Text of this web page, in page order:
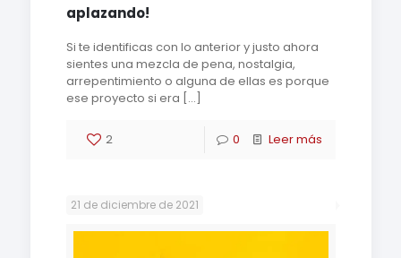
aplazando!
Si te identificas con lo anterior y justo ahora
sientes una mezcla de pena, nostalgia,
arrepentimiento o alguna de ellas es porque
ese proyecto si era […]
2 0 Leer más
21 de diciembre de 2021